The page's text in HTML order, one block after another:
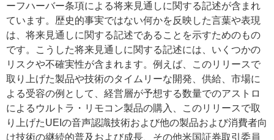
ーフハーバー条項による将来見通しに関する記述が含まれ
ています。歴史的事実ではない何かを反映した言葉や表現
は、将来見通しに関する記述であることを示すためのもの
です。こうした将来見通しに関する記述には、いくつかの
リスクや不確実性が含まれます。例えば、このリリースで
取り上げた製品や技術のタイムリーな開発、供給、市場に
よる受容の例として、経営層が予想する数量でのアストロ
によるウルトラ・リモコン製品の購入、このリリースで取
り上げたUEIの音声認識技術および他の製品および消費者向
け技術の継続的普及および成長、その他米国証券取引委員